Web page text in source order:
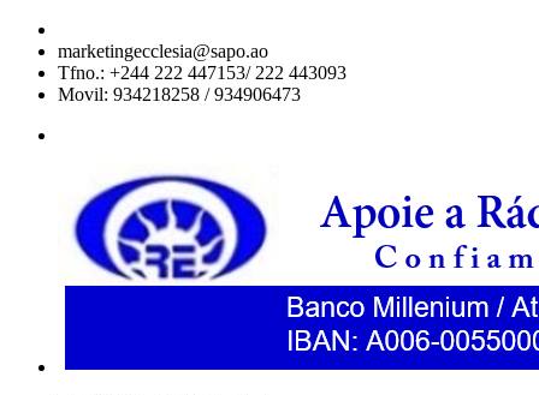
marketingecclesia@sapo.ao
Tfno.: +244 222 447153/ 222 443093
Movil: 934218258 / 934906473